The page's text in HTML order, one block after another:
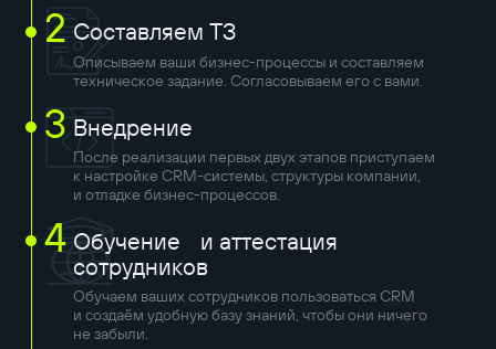
2 Составляем ТЗ
Описываем ваши бизнес-процессы и составляем
техническое задание. Согласовываем его с вами.
3 Внедрение
После реализации первых двух этапов приступаем
к настройке CRM-системы, структуры компании,
и отладке бизнес-процессов.
4 Обучение и аттестация
сотрудников
Обучаем ваших сотрудников пользоваться CRM
и создаём удобную базу знаний, чтобы они ничего
не забыли.